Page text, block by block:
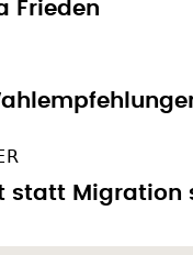
statt Migration